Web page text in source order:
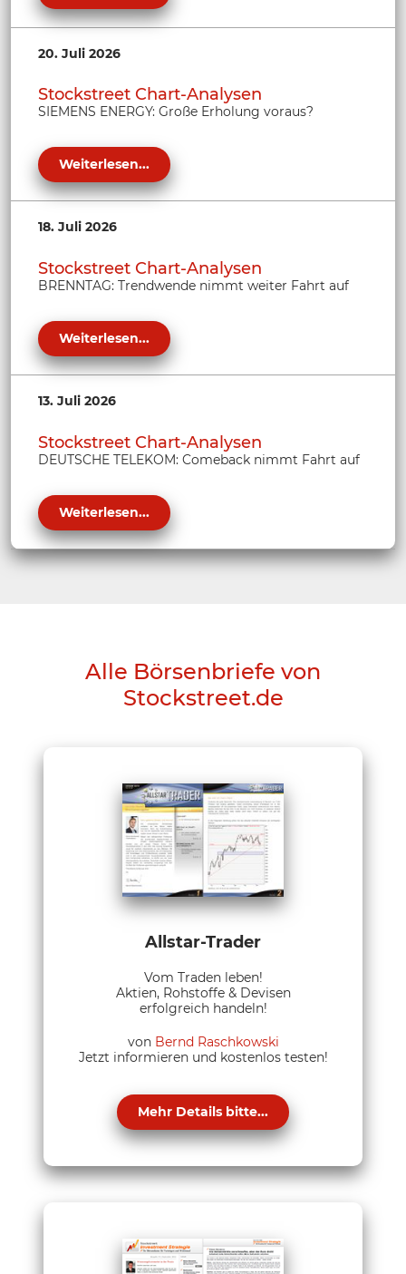
20. Juli 2026
Stockstreet Chart-Analysen
SIEMENS ENERGY: Große Erholung voraus?
Weiterlesen...
18. Juli 2026
Stockstreet Chart-Analysen
BRENNTAG: Trendwende nimmt weiter Fahrt auf
Weiterlesen...
13. Juli 2026
Stockstreet Chart-Analysen
DEUTSCHE TELEKOM: Comeback nimmt Fahrt auf
Weiterlesen...
Alle Börsenbriefe von
Stockstreet.de
Allstar-Trader
Vom Traden leben!
Aktien, Rohstoffe & Devisen
erfolgreich handeln!
von Bernd Raschkowski
Jetzt informieren und kostenlos testen!
Mehr Details bitte...